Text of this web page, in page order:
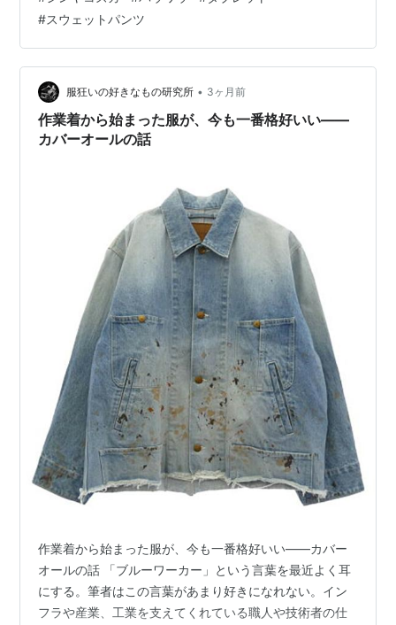
く、適度に寒さも防いでくれる。真夏と真冬以外なら一
年の大半を履ける、というユーティリティ性がスウェッ
トの本来の魅力だ。リラックスした空気もしっかり連れ
てくる。ただし、ひとつ注意点がある——着方を間違え
ると、ただの部屋着に見えてしまう。 今回紹介するの
は、第一線でしっかりおしゃれに見えるスウェットパ
ン…
#スウェットパンツ
服狂いの好きなもの研究所 • 3ヶ月前
作業着から始まった服が、今も一番格好いい——
カバーオールの話
作業着から始まった服が、今も一番格好いい——カバー
オールの話 「ブルーワーカー」という言葉を最近よく耳
にする。筆者はこの言葉があまり好きになれない。イン
フラや産業、工業を支えてくれている職人や技術者の仕